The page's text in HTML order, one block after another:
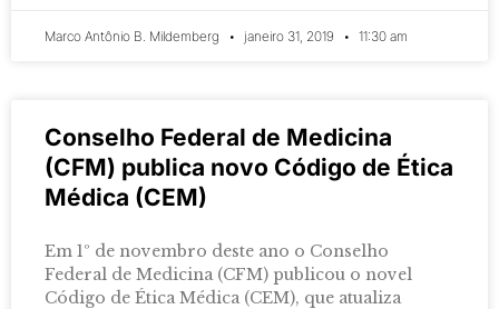
Marco Antônio B. Mildemberg janeiro 31, 2019 11:30 am
Conselho Federal de Medicina
(CFM) publica novo Código de Ética
Médica (CEM)
Em 1º de novembro deste ano o Conselho
Federal de Medicina (CFM) publicou o novel
Código de Ética Médica (CEM), que atualiza